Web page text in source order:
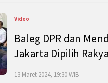
Video
Baleg DPR dan
Jakarta Dipilih
13 Maret 2024, 19:30 WIB